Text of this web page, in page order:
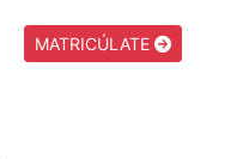
MATRICÚLATE